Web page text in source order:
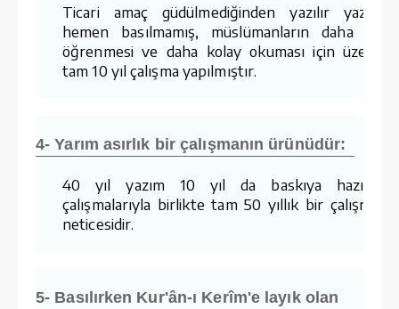
Ticari amaç güdülmediğinden yazılır
hemen basılmamış, müslümanların daha
öğrenmesi ve daha kolay okuması için
tam 10 yıl çalışma yapılmıştır.
4- Yarım asırlık bir çalışmanın ürünüdür:
40 yıl yazım 10 yıl da baskıya
çalışmalarıyla birlikte tam 50 yıllık bir
neticesidir.
5- Basılırken Kur'ân-ı Kerîm'e layık olan